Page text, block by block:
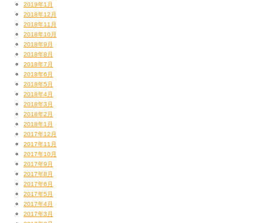
2019年1月
2018年12月
2018年11月
2018年10月
2018年9月
2018年8月
2018年7月
2018年6月
2018年5月
2018年4月
2018年3月
2018年2月
2018年1月
2017年12月
2017年11月
2017年10月
2017年9月
2017年8月
2017年6月
2017年5月
2017年4月
2017年3月